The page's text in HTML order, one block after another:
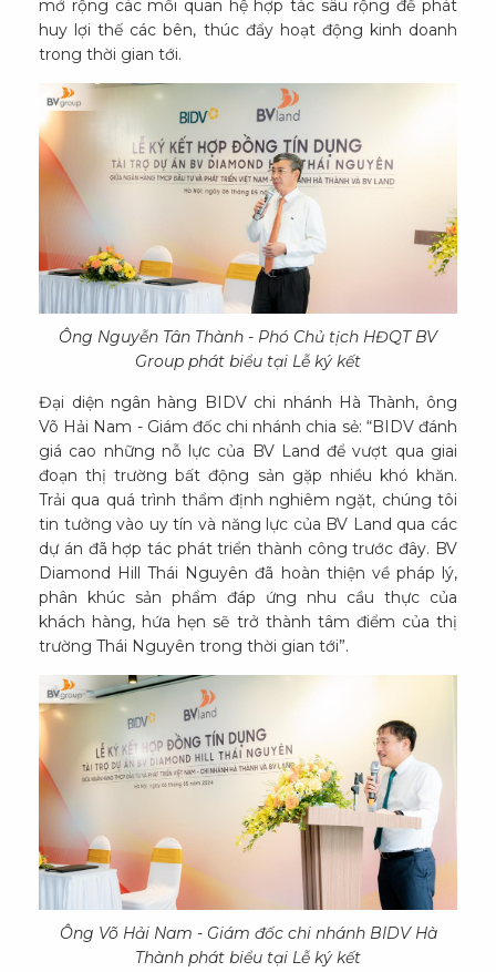
mở rộng các mối quan hệ hợp tác sâu rộng để phát
huy lợi thế các bên, thúc đẩy hoạt động kinh doanh
trong thời gian tới.
Ông Nguyễn Tân Thành - Phó Chủ tịch HĐQT BV
Group phát biểu tại Lễ ký kết
Đại diện ngân hàng BIDV chi nhánh Hà Thành, ông
Võ Hải Nam - Giám đốc chi nhánh chia sẻ: “BIDV đánh
giá cao những nỗ lực của BV Land để vượt qua giai
đoạn thị trường bất động sản gặp nhiều khó khăn.
Trải qua quá trình thẩm định nghiêm ngặt, chúng tôi
tin tưởng vào uy tín và năng lực của BV Land qua các
dự án đã hợp tác phát triển thành công trước đây. BV
Diamond Hill Thái Nguyên đã hoàn thiện về pháp lý,
phân khúc sản phẩm đáp ứng nhu cầu thực của
khách hàng, hứa hẹn sẽ trở thành tâm điểm của thị
trường Thái Nguyên trong thời gian tới”.
Ông Võ Hải Nam - Giám đốc chi nhánh BIDV Hà
Thành phát biểu tại Lễ ký kết